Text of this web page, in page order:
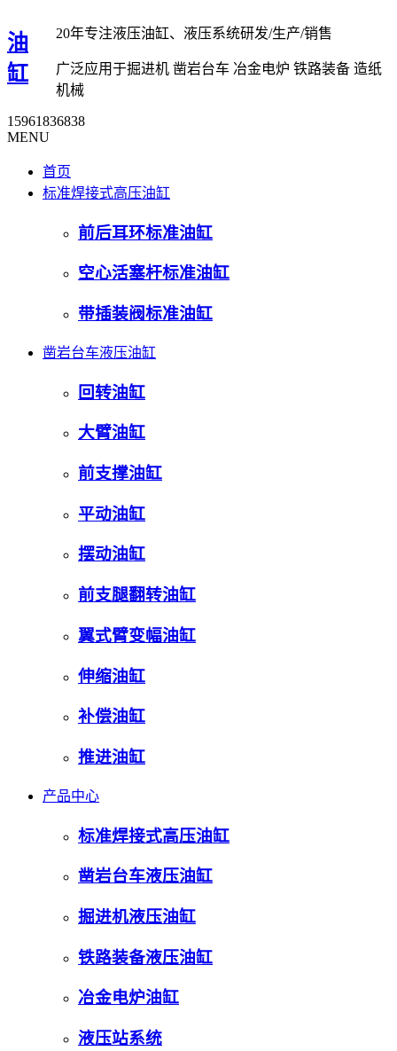
油
缸
20年专注液压油缸、液压系统研发/生产/销售
广泛应用于掘进机 凿岩台车 冶金电炉 铁路装备 造纸
机械
15961836838
MENU
首页
标准焊接式高压油缸
前后耳环标准油缸
空心活塞杆标准油缸
带插装阀标准油缸
凿岩台车液压油缸
回转油缸
大臂油缸
前支撑油缸
平动油缸
摆动油缸
前支腿翻转油缸
翼式臂变幅油缸
伸缩油缸
补偿油缸
推进油缸
产品中心
标准焊接式高压油缸
凿岩台车液压油缸
掘进机液压油缸
铁路装备液压油缸
冶金电炉油缸
液压站系统